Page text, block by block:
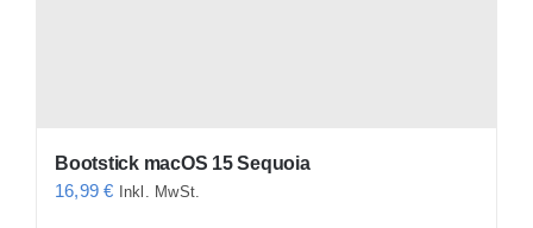
Bootstick macOS 15 Sequoia
16,99€ Inkl. MwSt.